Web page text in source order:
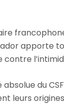
apporte
contre
du
leurs